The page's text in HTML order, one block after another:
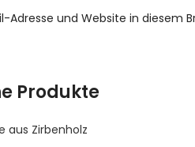
Adresse und Website in diesem
Produkte